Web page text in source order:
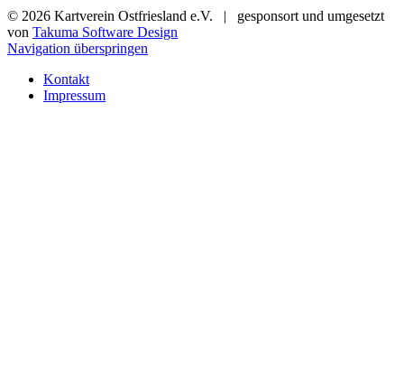
© 2026 Kartverein Ostfriesland e.V. | gesponsort und umgesetzt
von Takuma Software Design
Navigation überspringen
Kontakt
Impressum